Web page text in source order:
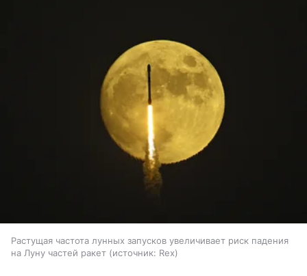
Растущая частота лунных запусков увеличивает риск падения
на Луну частей ракет
источник: Rex